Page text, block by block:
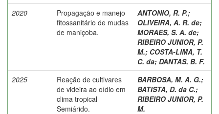
2020
Propagação e manejo
fitossanitário de mudas
de maniçoba.
ANTONIO, R. P.;
OLIVEIRA, A. R. de;
MORAES, S. A. de;
RIBEIRO JUNIOR, P.
M.; COSTA-LIMA, T.
C. da; DANTAS, B. F.
2025
Reação de cultivares
de videira ao oídio em
clima tropical
Semiárido.
BARBOSA, M. A. G.;
BATISTA, D. da C.;
RIBEIRO JUNIOR, P.
M.